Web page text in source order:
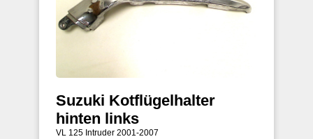
Suzuki Kotflügelhalter
hinten links
VL 125 Intruder 2001-2007